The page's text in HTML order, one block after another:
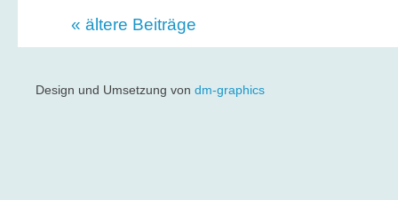
« ältere Beiträge
Design und Umsetzung von dm-graphics